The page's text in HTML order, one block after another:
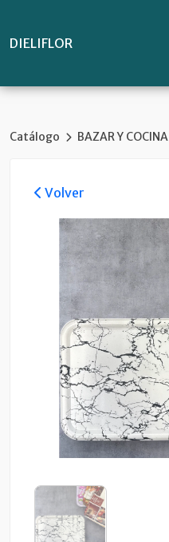
DIELIFLOR
Catálogo BAZAR Y COCINA
Volver